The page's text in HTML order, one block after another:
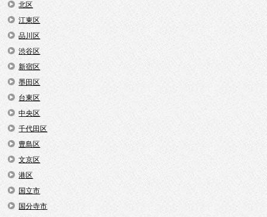
北区
江東区
品川区
渋谷区
新宿区
墨田区
台東区
中央区
千代田区
豊島区
文京区
港区
国立市
国分寺市